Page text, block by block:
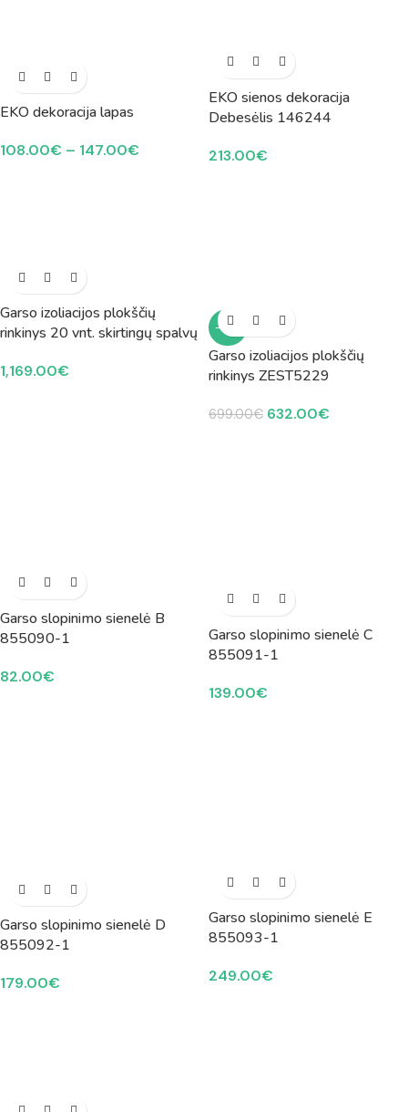
EKO dekoracija lapas
108.00€ – 147.00€
EKO sienos dekoracija
Debesėlis 146244
213.00€
Garso izoliacijos plokščių
rinkinys 20 vnt. skirtingų spalvų
1,169.00€
-10%
Garso izoliacijos plokščių
rinkinys ZEST5229
699.00€ 632.00€
Garso slopinimo sienelė B
855090-1
82.00€
Garso slopinimo sienelė C
855091-1
139.00€
Garso slopinimo sienelė D
855092-1
179.00€
Garso slopinimo sienelė E
855093-1
249.00€